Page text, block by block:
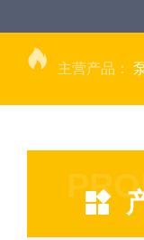
主营产品：